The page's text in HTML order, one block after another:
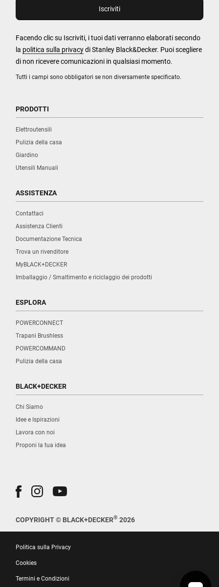
Tutti i campi sono obbligatori se non diversamente specificato.
Facendo clic su Iscriviti, i tuoi dati verranno elaborati secondo
la politica sulla privacydi Stanley Black&Decker. Puoi scegliere
di non ricevere comunicazioni in qualsiasi momento.
PRODOTTI
Elettroutensili
Pulizia della casa
Giardino
Utensili Manuali
ASSISTENZA
Contattaci
Assistenza Clienti
Documentazione Tecnica
Trova un rivenditore
MyBLACK+DECKER
Imballaggio / Smaltimento e riciclaggio dei prodotti
ESPLORA
POWERCONNECT
Trapani Brushless
POWERCOMMAND
Pulizia della casa
BLACK+DECKER
Chi Siamo
Idee e Ispirazioni
Lavora con noi
Proponi la tua idea
COPYRIGHT © BLACK+DECKER® 2026
Politica sulla Privacy
Cookies
Termini e Condizioni